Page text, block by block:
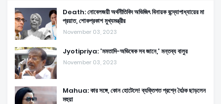
Death: নোবেলজয়ী অর্থনীতিবিদ অভিজিৎ বিনায়ক বন্দ্যোপাধ্যায়ের মা
প্রয়াত, শোকপ্রকাশ মুখ্যমন্ত্রীর
November 03, 2023
Jyotipriya: 'মমতাদি-অভিষেক সব জানে,' মন্তব্য বালুর
November 03, 2023
Mahua: কার সঙ্গে, কোন হোটেলে! ব্যক্তিগত প্রশ্নে বৈঠক ছাড়লেন
মহুয়া